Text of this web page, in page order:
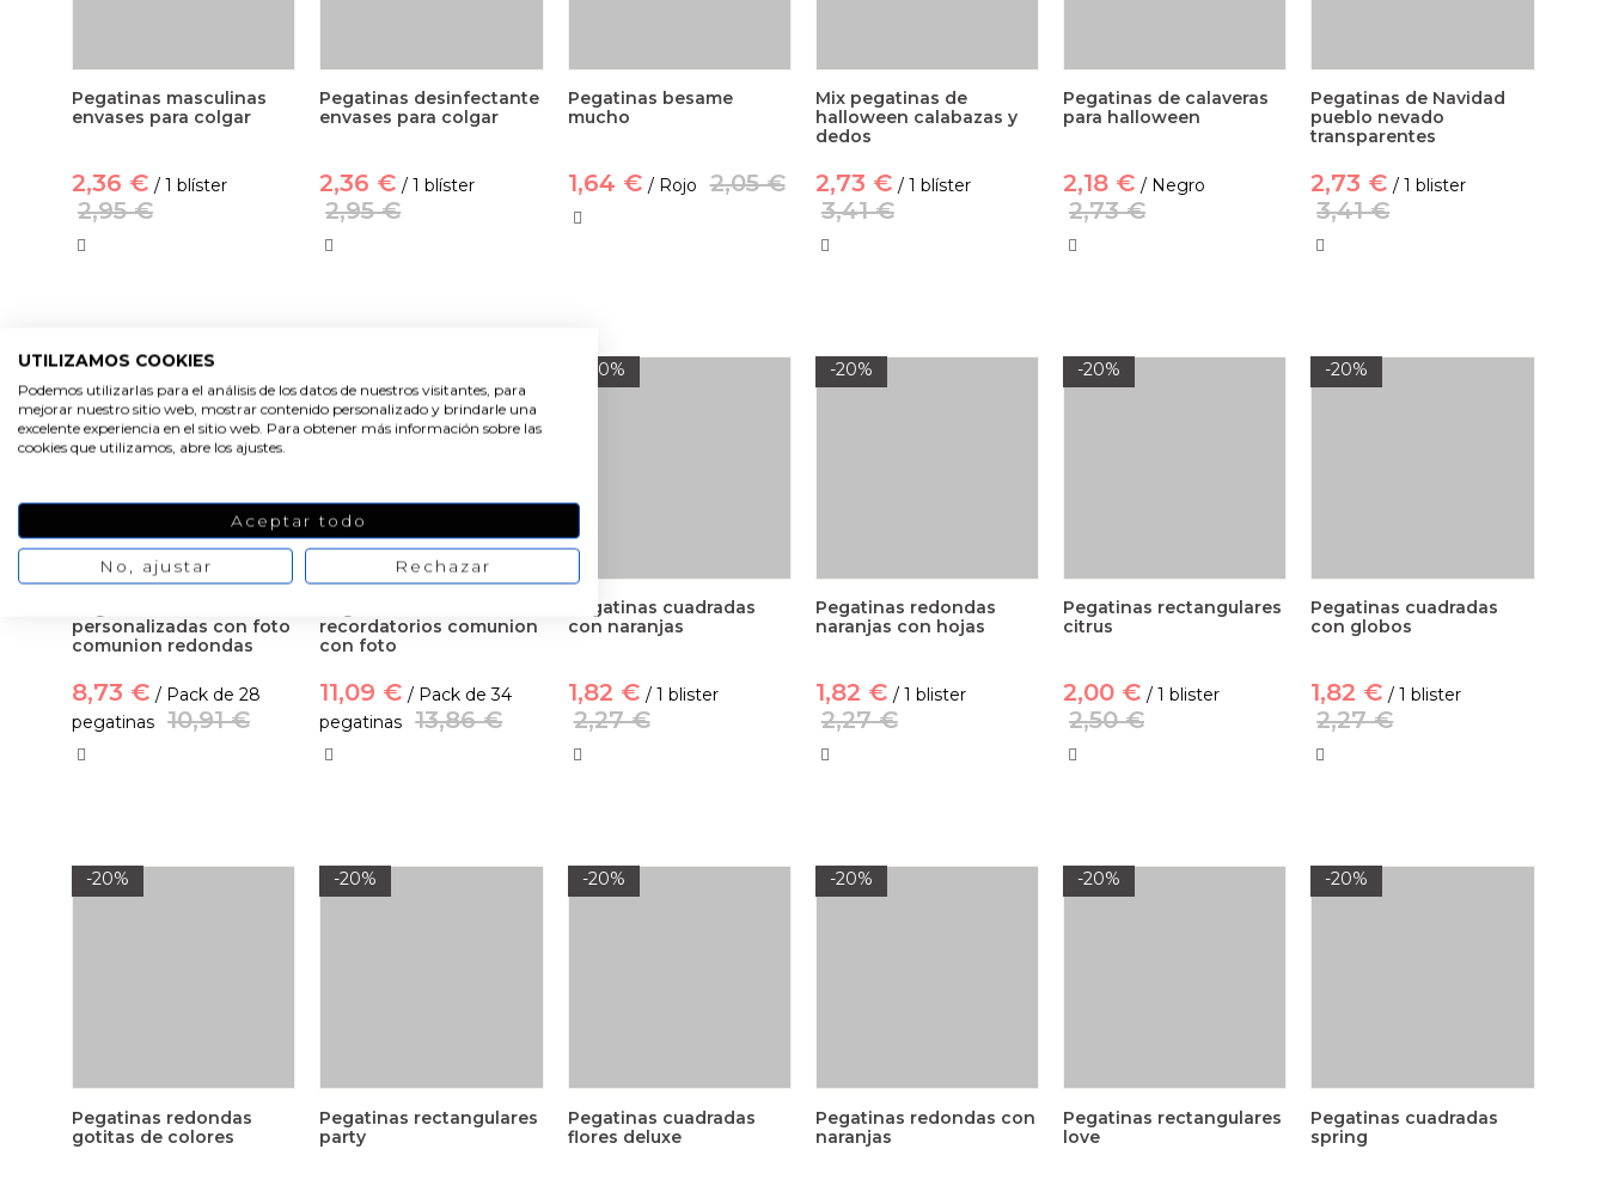
Pegatinas masculinas
envases para colgar
2,36 € / 1 blíster
2,95 €
Pegatinas desinfectante
envases para colgar
2,36 € / 1 blíster
2,95 €
Pegatinas besame
mucho
1,64 € / Rojo 2,05 €
Mix pegatinas de
halloween calabazas y
dedos
2,73 € / 1 blíster
3,41 €
Pegatinas de calaveras
para halloween
2,18 € / Negro
2,73 €
Pegatinas de Navidad
pueblo nevado
transparentes
2,73 € / 1 blister
3,41 €
-20%
personalizadas con foto
comunion redondas
8,73 € / Pack de 28
pegatinas
10,91 €
recordatorios comunion
con foto
11,09 € / Pack de 34
pegatinas
13,86 €
-20%
Pegatinas cuadradas
con naranjas
1,82 € / 1 blister
2,27 €
-20%
Pegatinas redondas
naranjas con hojas
1,82 € / 1 blister
2,27 €
-20%
Pegatinas rectangulares
citrus
2,00 € / 1 blister
2,50 €
-20%
Pegatinas cuadradas
con globos
1,82 € / 1 blister
2,27 €
-20%
Pegatinas redondas
gotitas de colores
-20%
Pegatinas rectangulares
party
-20%
Pegatinas cuadradas
flores deluxe
-20%
Pegatinas redondas con
naranjas
-20%
Pegatinas rectangulares
love
-20%
Pegatinas cuadradas
spring
UTILIZAMOS COOKIES
Podemos utilizarlas para el análisis de los datos de nuestros visitantes, para
mejorar nuestro sitio web, mostrar contenido personalizado y brindarle una
excelente experiencia en el sitio web. Para obtener más información sobre las
cookies que utilizamos, abre los ajustes.
Aceptar todo
No, ajustar Rechazar